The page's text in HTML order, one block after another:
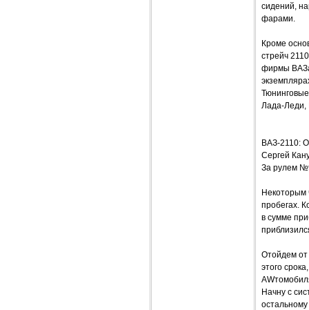
сидений,
фарами.
Кроме
стрейч
фирмы
Лада-Леди,
ВАЗ-2110:
Сергей
За рулем
Некоторым
пробегах.
в сумме
Отойдем от
этого
Начну с